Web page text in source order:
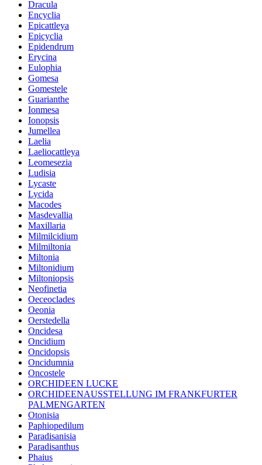
Dracula
Encyclia
Epicattleya
Epicyclia
Epidendrum
Erycina
Eulophia
Gomesa
Gomestele
Guarianthe
Ionmesa
Ionopsis
Jumellea
Laelia
Laeliocattleya
Leomesezia
Ludisia
Lycaste
Lycida
Macodes
Masdevallia
Maxillaria
Milmilcidium
Milmiltonia
Miltonia
Miltonidium
Miltoniopsis
Neofinetia
Oeceoclades
Oeonia
Oerstedella
Oncidesa
Oncidium
Oncidopsis
Oncidumnia
Oncostele
ORCHIDEEN LUCKE
ORCHIDEENAUSSTELLUNG IM FRANKFURTER
PALMENGARTEN
Otonisia
Paphiopedilum
Paradisanisia
Paradisanthus
Phaius